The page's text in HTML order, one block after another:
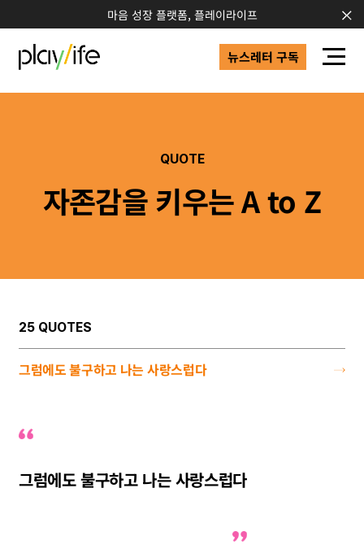
마음 성장 플랫폼, 플레이라이프
뉴스레터 구독
QUOTE
자존감을 키우는 A to Z
25 QUOTES
그럼에도 불구하고 나는 사랑스럽다
그럼에도 불구하고 나는 사랑스럽다